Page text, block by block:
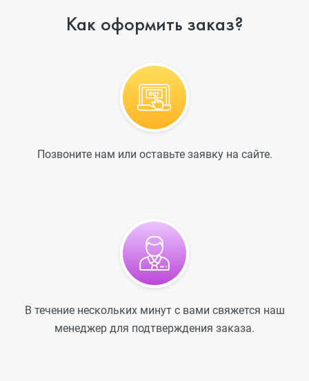
Как оформить заказ?
Позвоните нам или оставьте заявку на сайте.
В течение нескольких минут с вами свяжется наш
менеджер для подтверждения заказа.